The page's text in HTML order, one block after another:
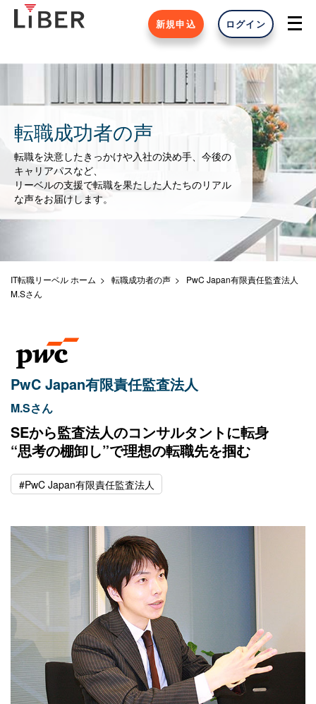
新規申込 ログイン
転職成功者の声
転職を決意したきっかけや入社の決め手、今後の
キャリアパスなど、
リーベルの支援で転職を果たした人たちのリアル
な声をお届けします。
IT転職リーベル ホーム 転職成功者の声
PwC Japan有限責任監査法人
M.Sさん
PwC Japan有限責任監査法人
M.Sさん
SEから監査法人のコンサルタントに転身
“思考の棚卸し”で理想の転職先を掴む
#PwC Japan有限責任監査法人